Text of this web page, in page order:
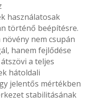
használatosak
történő beépítésre.
nem csupán
hanem fejlődése
a teljes
hátoldali
jelentős mértékben
stabilitásának